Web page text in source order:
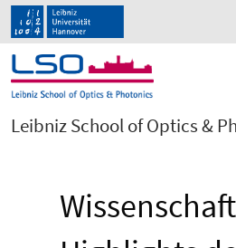
Leibniz School of Optics &